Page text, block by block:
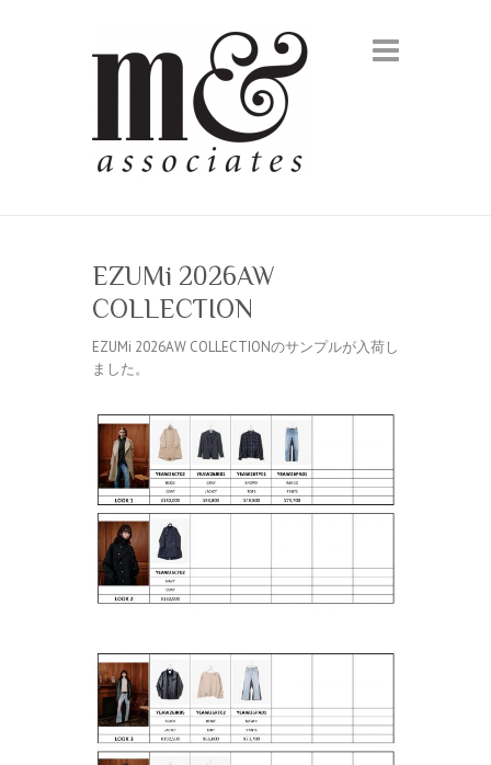
EZUMi 2026AW
COLLECTION
EZUMi 2026AW COLLECTIONのサンプルが入荷し
ました。